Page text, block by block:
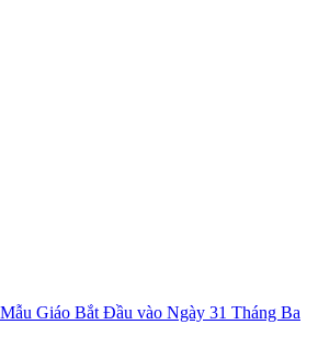
Giáo Bắt Đầu vào Ngày 31 Tháng Ba